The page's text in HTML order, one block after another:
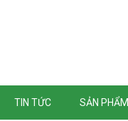
TIN TỨC SẢN PHẨM